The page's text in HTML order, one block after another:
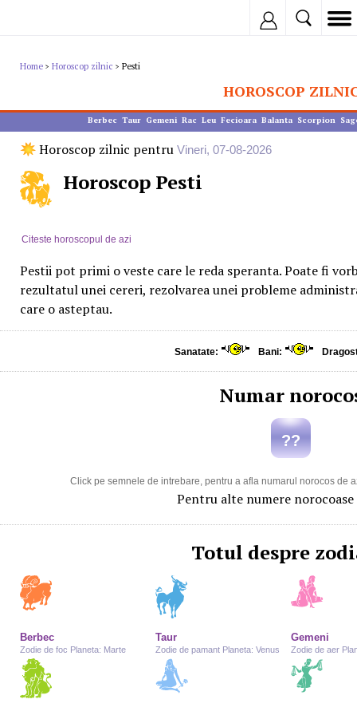
Home > Horoscop zilnic > Pesti
HOROSCOP
Berbec Taur Gemeni Rac Leu Fecioara Balanta Scorpion
Horoscop zilnic pentru Vineri, 07-08-2026
Horoscop Pesti
Citeste horoscopul de azi
Pestii pot primi o veste care le reda speranta. Poate fi
rezultatul unei cereri, rezolvarea unei probleme
care o asteptau.
Sanatate: Bani:
Numar
??
Click pe semnele de intrebare, pentru a afla numarul norocos de
Pentru alte numere norocoase
Totul despre
Berbec
Zodie de foc Planeta: Marte
Taur
Zodie de pamant Planeta: Venus
Gemeni
Zodie de aer